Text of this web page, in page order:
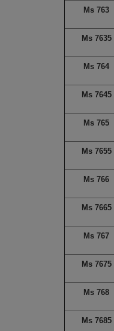
Ms 763
Ms 7635
Ms 764
Ms 7645
Ms 765
Ms 7655
Ms 766
Ms 7665
Ms 767
Ms 7675
Ms 768
Ms 7685